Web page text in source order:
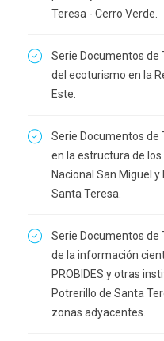
Teresa - Cerro Verde.
Serie Documentos de
del ecoturismo en la
Este.
Serie Documentos de
en la estructura de
Nacional San Miguel
Santa Teresa.
Serie Documentos de
de la información
PROBIDES y otras
Potrerillo de Santa
zonas adyacentes.